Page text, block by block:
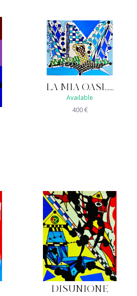
LA MIA OASI......
Available
400€
DISUNIONE